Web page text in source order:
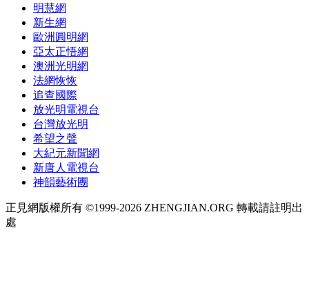
明慧網
新生網
歐洲圓明網
亞太正悟網
澳洲光明網
法網恢恢
追查國際
放光明電視台
台灣放光明
希望之聲
大紀元新聞網
新唐人電視台
神韻藝術團
正見網版權所有 ©1999-2026 ZHENGJIAN.ORG 轉載請註明出
處